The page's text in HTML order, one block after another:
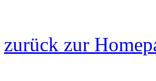
zurück zur